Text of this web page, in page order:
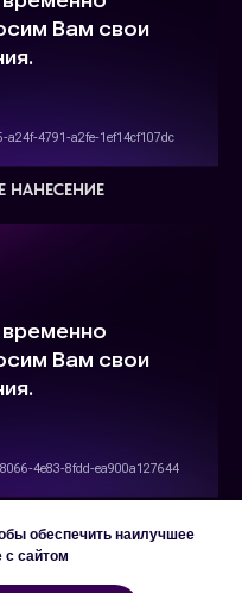
обеспечить наилучшее
с сайтом
НАНЕСЕНИЕ